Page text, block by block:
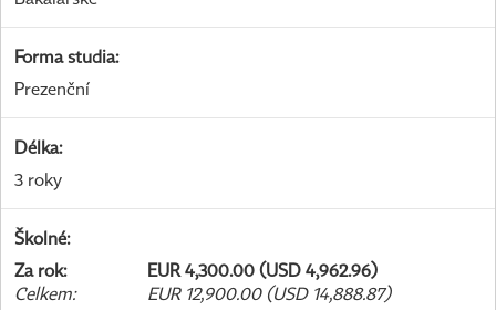
Forma studia:
Prezenční
Délka:
3 roky
Školné:
Za rok:
EUR 4,300.00 (USD 4,962.96)
Celkem: EUR 12,900.00 (USD 14,888.87)